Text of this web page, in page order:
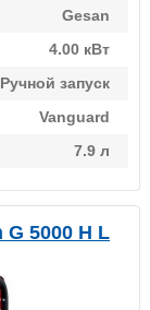
Gesan
4.00 кВт
Ручной запуск
Vanguard
7.9 л
5000 H L